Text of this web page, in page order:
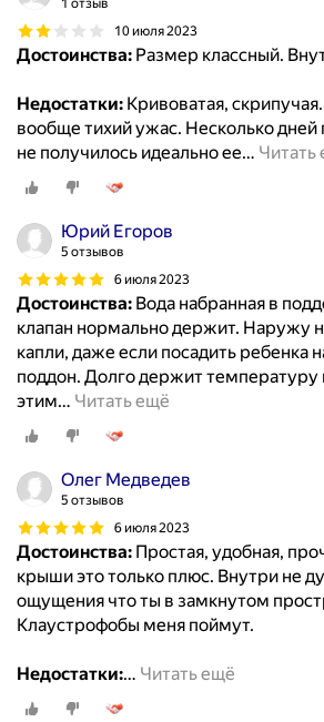
1 отзыв
10 июля 2023
Достоинства: Размер классный.
Недостатки: Кривоватая,
вообще тихий ужас. Несколько дней
не получилось идеально ее… Читать
Юрий Егоров
5 отзывов
6 июля 2023
Достоинства: Вода набранная в
клапан нормально держит. Наружу
капли, даже если посадить ребенка
поддон. Долго держит температуру
этим… Читать ещё
Олег Медведев
5 отзывов
6 июля 2023
Достоинства: Простая, удобная,
крыши это только плюс. Внутри не
ощущения что ты в замкнутом
Клаустрофобы меня поймут.
Недостатки:… Читать ещё